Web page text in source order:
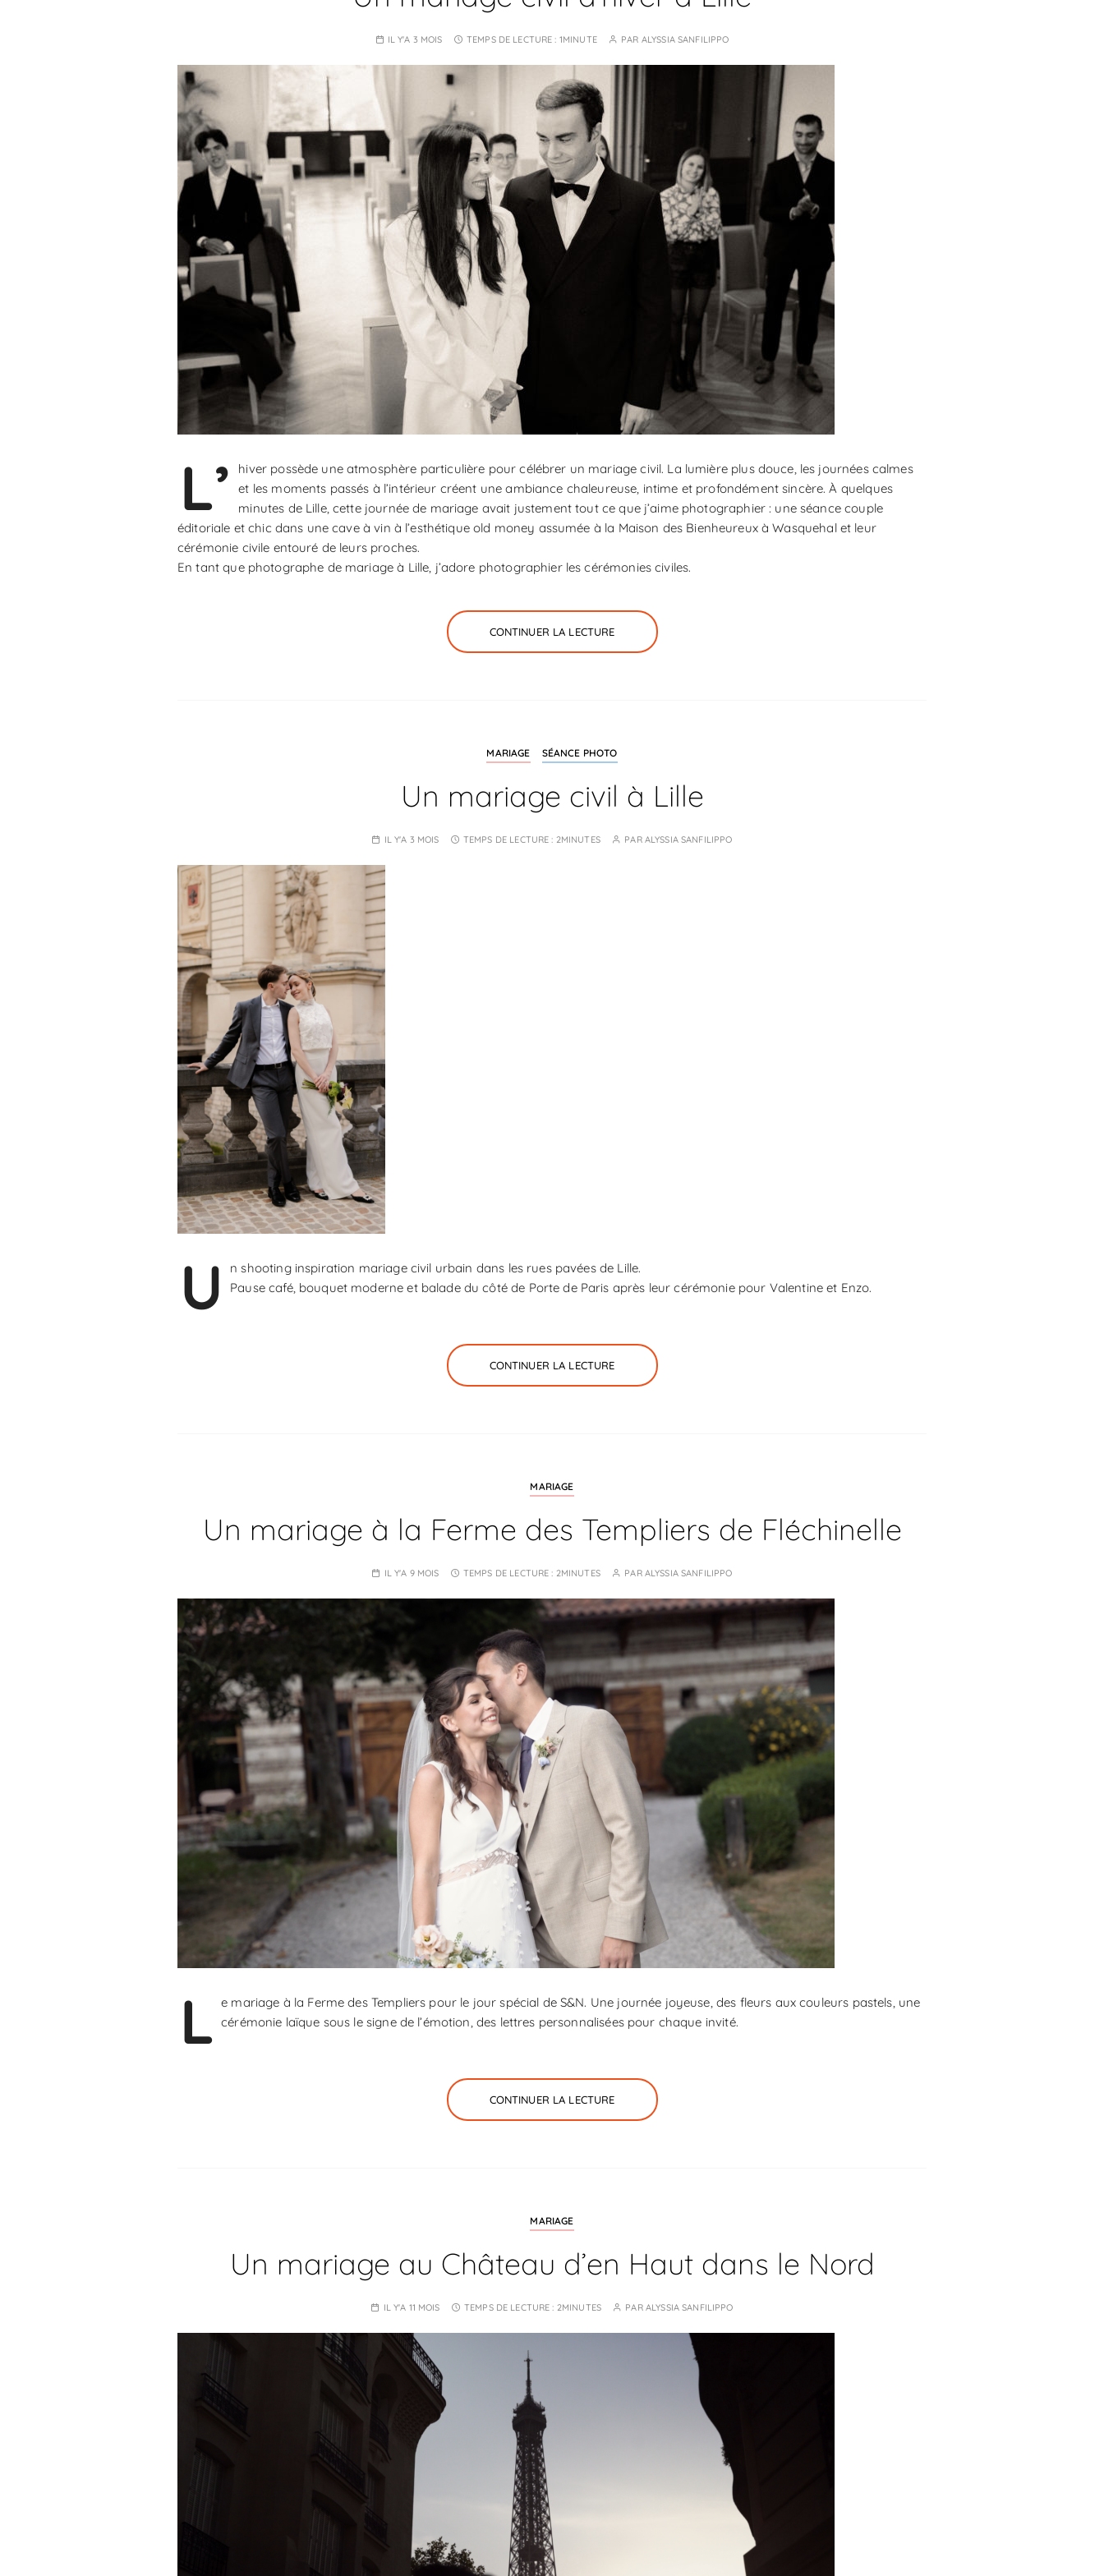
IL Y'A 3 MOIS TEMPS DE LECTURE : 1MINUTE PAR ALYSSIA SANFILIPPO
L’
hiver possède une atmosphère particulière pour célébrer un mariage civil. La lumière plus douce, les journées calmes
et les moments passés à l’intérieur créent une ambiance chaleureuse, intime et profondément sincère. À quelques
minutes de Lille, cette journée de mariage avait justement tout ce que j’aime photographier : une séance couple
éditoriale et chic dans une cave à vin à l’esthétique old money assumée à la Maison des Bienheureux à Wasquehal et leur
cérémonie civile entouré de leurs proches.
En tant que photographe de mariage à Lille, j’adore photographier les cérémonies civiles.
CONTINUER LA LECTURE
MARIAGE SÉANCE PHOTO
Un mariage civil à Lille
IL Y'A 3 MOIS TEMPS DE LECTURE : 2MINUTES PAR ALYSSIA SANFILIPPO
U
n shooting inspiration mariage civil urbain dans les rues pavées de Lille.
Pause café, bouquet moderne et balade du côté de Porte de Paris après leur cérémonie pour Valentine et Enzo.
CONTINUER LA LECTURE
MARIAGE
Un mariage à la Ferme des Templiers de Fléchinelle
IL Y'A 9 MOIS TEMPS DE LECTURE : 2MINUTES PAR ALYSSIA SANFILIPPO
L e mariage à la Ferme des Templiers pour le jour spécial de S&N. Une journée joyeuse, des fleurs aux couleurs pastels, une
cérémonie laïque sous le signe de l’émotion, des lettres personnalisées pour chaque invité.
CONTINUER LA LECTURE
MARIAGE
Un mariage au Château d’en Haut dans le Nord
IL Y'A 11 MOIS TEMPS DE LECTURE : 2MINUTES PAR ALYSSIA SANFILIPPO